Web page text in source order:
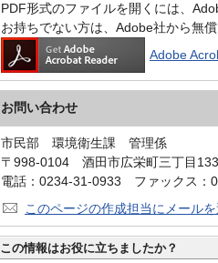
PDF形式のファイルを開くには、
お持ちでない方は、Adobe社から無
Adobe
お問い合わせ
市民部 環境衛生課 管理係
〒998-0104 酒田市広栄町三丁目133
電話：0234-31-0933 ファックス：
このページの作成担当にメールを
この情報はお役に立ちましたか？